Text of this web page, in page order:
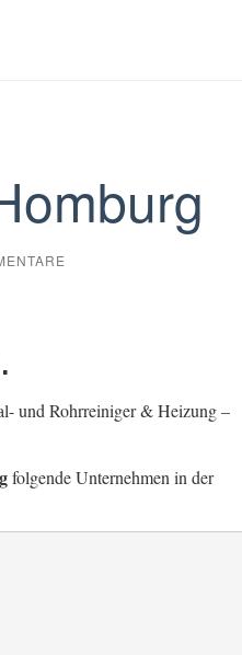
und Rohrreiniger & Heizung –
folgende Unternehmen in der